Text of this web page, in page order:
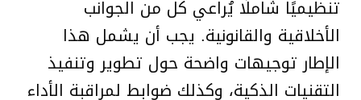
تنظيميًا شاملًا يُراعي كل من الجوانب
الأخلاقية والقانونية. يجب أن يشمل هذا
الإطار توجيهات واضحة حول تطوير وتنفيذ
التقنيات الذكية، وكذلك ضوابط لمراقبة الأداء